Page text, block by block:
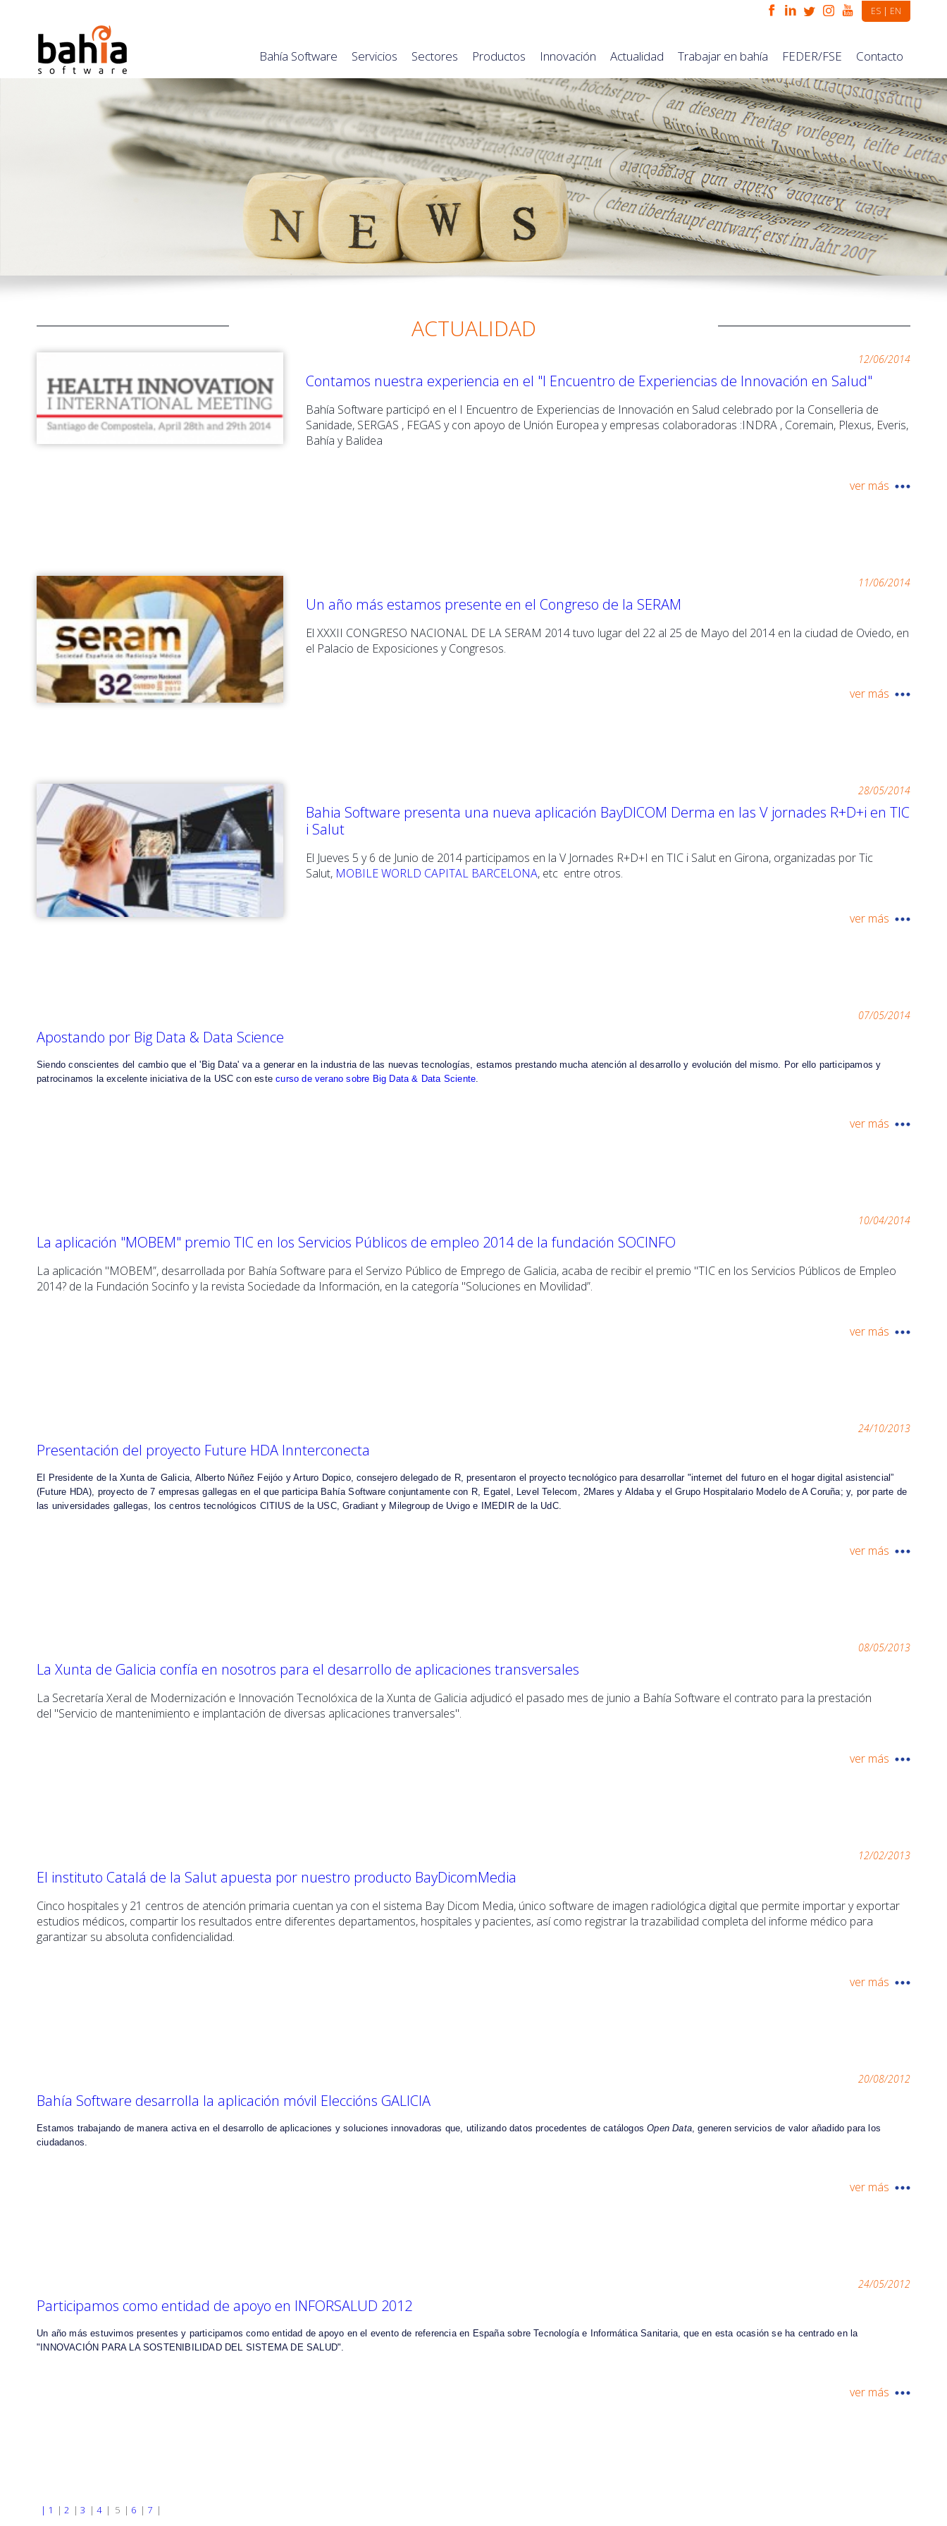
ES | EN
Bahía Software Servicios Sectores Productos Innovación Actualidad Trabajar en bahía FEDER/FSE Contacto
ACTUALIDAD
12/06/2014
Contamos nuestra experiencia en el "I Encuentro de Experiencias de Innovación en Salud"
Bahía Software participó en el I Encuentro de Experiencias de Innovación en Salud celebrado por la Conselleria de
Sanidade, SERGAS , FEGAS y con apoyo de Unión Europea y empresas colaboradoras :INDRA , Coremain, Plexus, Everis,
Bahía y Balidea
ver más
11/06/2014
Un año más estamos presente en el Congreso de la SERAM
El XXXII CONGRESO NACIONAL DE LA SERAM 2014 tuvo lugar del 22 al 25 de Mayo del 2014 en la ciudad de Oviedo, en
el Palacio de Exposiciones y Congresos.
ver más
28/05/2014
Bahia Software presenta una nueva aplicación BayDICOM Derma en las V jornades R+D+i en TIC
i Salut
El Jueves 5 y 6 de Junio de 2014 participamos en la V Jornades R+D+I en TIC i Salut en Girona, organizadas por Tic
Salut, MOBILE WORLD CAPITAL BARCELONA, etc entre otros.
ver más
07/05/2014
Apostando por Big Data & Data Science
Siendo conscientes del cambio que el 'Big Data' va a generar en la industria de las nuevas tecnologías, estamos prestando mucha atención al desarrollo y evolución del mismo. Por ello participamos y
patrocinamos la excelente iniciativa de la USC con estecurso de verano sobre Big Data & Data Sciente.
ver más
10/04/2014
La aplicación "MOBEM" premio TIC en los Servicios Públicos de empleo 2014 de la fundación SOCINFO
La aplicación "MOBEM”, desarrollada por Bahía Software para el Servizo Público de Emprego de Galicia, acaba de recibir el premio "TIC en los Servicios Públicos de Empleo
2014? de la Fundación Socinfo y la revista Sociedade da Información, en la categoría "Soluciones en Movilidad”.
ver más
24/10/2013
Presentación del proyecto Future HDA Innterconecta
El Presidente de la Xunta de Galicia, Alberto Núñez Feijóo y Arturo Dopico, consejero delegado de R, presentaron el proyecto tecnológico para desarrollar "internet del futuro en el hogar digital asistencial”
(Future HDA), proyecto de 7 empresas gallegas en el que participa Bahía Software conjuntamente con R, Egatel, Level Telecom, 2Mares y Aldaba y el Grupo Hospitalario Modelo de A Coruña; y, por parte de
las universidades gallegas, los centros tecnológicos CITIUS de la USC, Gradiant y Milegroup de Uvigo e IMEDIR de la UdC.
ver más
08/05/2013
La Xunta de Galicia confía en nosotros para el desarrollo de aplicaciones transversales
La Secretaría Xeral de Modernización e Innovación Tecnolóxica de la Xunta de Galicia adjudicó el pasado mes de junio a Bahía Software el contrato para la prestación
del "Servicio de mantenimiento e implantación de diversas aplicaciones tranversales".
ver más
12/02/2013
El instituto Catalá de la Salut apuesta por nuestro producto BayDicomMedia
Cinco hospitales y 21 centros de atención primaria cuentan ya con el sistema Bay Dicom Media, único software de imagen radiológica digital que permite importar y exportar
estudios médicos, compartir los resultados entre diferentes departamentos, hospitales y pacientes, así como registrar la trazabilidad completa del informe médico para
garantizar su absoluta confidencialidad.
ver más
20/08/2012
Bahía Software desarrolla la aplicación móvil Eleccións GALICIA
Estamos trabajando de manera activa en el desarrollo de aplicaciones y soluciones innovadoras que, utilizando datos procedentes de catálogosOpen Data, generen servicios de valor añadido para los
ciudadanos.
ver más
24/05/2012
Participamos como entidad de apoyo en INFORSALUD 2012
Un año más estuvimos presentes y participamos como entidad de apoyo en el evento de referencia en España sobre Tecnología e Informática Sanitaria, que en esta ocasión se ha centrado en la
"INNOVACIÓN PARA LA SOSTENIBILIDAD DEL SISTEMA DE SALUD".
ver más
| 1 | 2 | 3 | 4| 5 | 6 | 7 |